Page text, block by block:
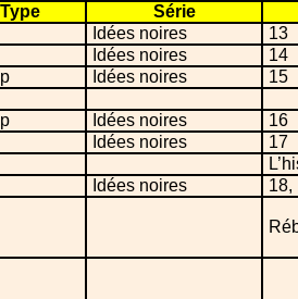
Type
Série
Idées noires
13
Idées noires
14
Idées noires
15
Idées noires
16
Idées noires
17
Idées noires 18,